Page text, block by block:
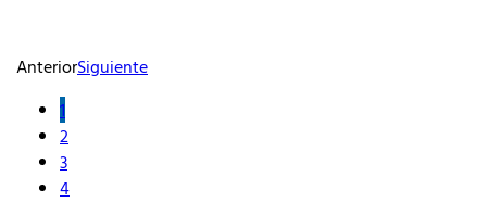
AnteriorSiguiente
1
2
3
4